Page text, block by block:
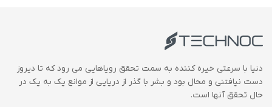
دنیا با سرعتی خیره کننده به سمت تحقق رویاهایی می رود که تا دیروز
دست نیافتنی و محال بود و بشر با گذر از دریایی از موانع یک به یک در
حال تحقق آنها است.